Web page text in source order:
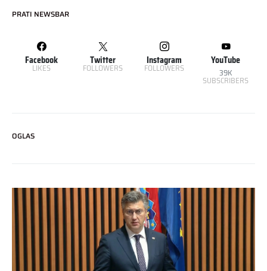
PRATI NEWSBAR
Facebook
LIKES
Twitter
FOLLOWERS
Instagram
FOLLOWERS
YouTube
39K
SUBSCRIBERS
OGLAS